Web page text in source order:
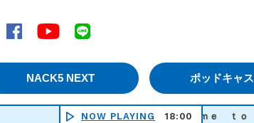
Facebook YouTube
NACK5 NEXT ポッドキャ
NOW PLAYING 18:00
Ｗｅｌｃｏｍｅ ｔｏ あざとさワ